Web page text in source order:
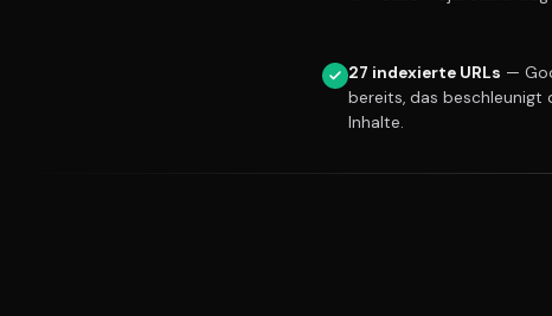
27 indexierte URLs —
bereits, das beschleunigt
Inhalte.